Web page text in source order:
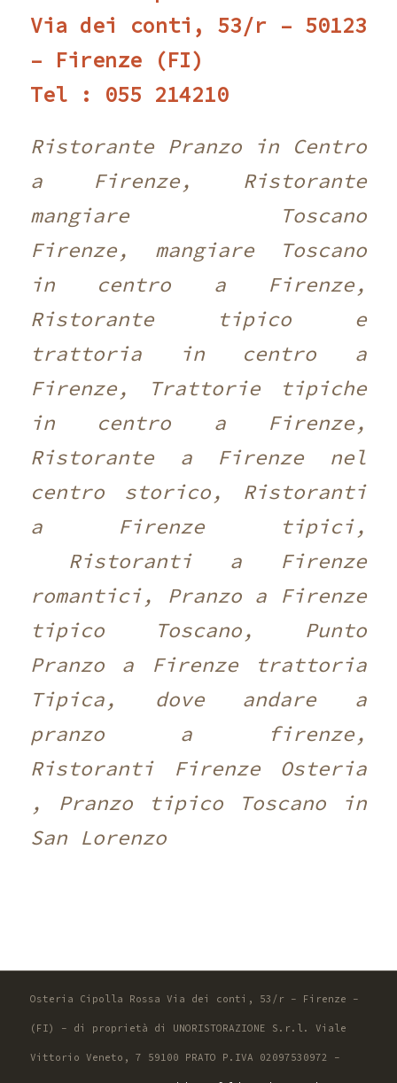
Via dei conti, 53/r – 50123
– Firenze (FI)
Tel : 055 214210 ‎
Ristorante Pranzo in Centro
a Firenze, Ristorante
mangiare Toscano
Firenze, mangiare Toscano
in centro a Firenze,
Ristorante tipico e
trattoria in centro a
Firenze, Trattorie tipiche
in centro a Firenze,
Ristorante a Firenze nel
centro storico, Ristoranti
a Firenze tipici,
Ristoranti a Firenze
romantici, Pranzo a Firenze
tipico Toscano, Punto
Pranzo a Firenze trattoria
Tipica, dove andare a
pranzo a firenze,
Ristoranti Firenze Osteria
, Pranzo tipico Toscano in
San Lorenzo
Osteria Cipolla Rossa Via dei conti, 53/r - Firenze -
(FI) - di proprietà di UNORISTORAZIONE S.r.l. Viale
Vittorio Veneto, 7 59100 PRATO P.IVA 02097530972 -